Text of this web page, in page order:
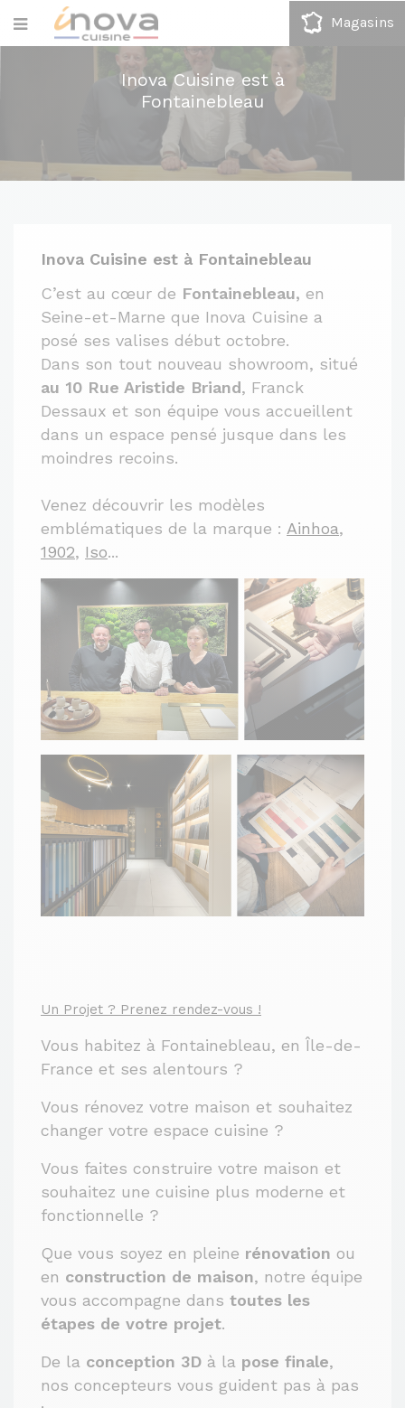
Magasins
Inova Cuisine est à
Fontainebleau
Inova Cuisine est à Fontainebleau
C’est au cœur de Fontainebleau, en
Seine-et-Marne que Inova Cuisine a
posé ses valises début octobre.
Dans son tout nouveau showroom, situé
au 10 Rue Aristide Briand, Franck
Dessaux et son équipe vous accueillent
dans un espace pensé jusque dans les
moindres recoins.
Venez découvrir les modèles
emblématiques de la marque : Ainhoa,
1902, Iso...
Un Projet ? Prenez rendez-vous !
Vous habitez à Fontainebleau, en Île-de-
France et ses alentours ?
Vous rénovez votre maison et souhaitez
changer votre espace cuisine ?
Vous faites construire votre maison et
souhaitez une cuisine plus moderne et
fonctionnelle ?
Que vous soyez en pleine rénovation ou
en construction de maison, notre équipe
vous accompagne dans toutes les
étapes de votre projet.
De la conception 3D à la pose finale,
nos concepteurs vous guident pas à pas